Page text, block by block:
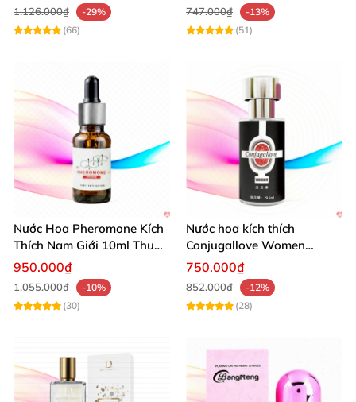
1.126.000₫
-29%
(66)
747.000₫
-13%
(51)
Nước Hoa Pheromone Kích
Thích Nam Giới 10ml Thu
Hút Quyến Rũ Mạnh Mẽ
950.000₫
1.055.000₫
-10%
(30)
Nước hoa kích thích
Conjugallove Women
29.5ml tăng ham muốn tự
750.000₫
852.000₫
-12%
(28)